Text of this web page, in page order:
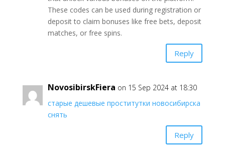
These codes can be used during registration or
deposit to claim bonuses like free bets, deposit
matches, or free spins.
Reply
NovosibirskFiera on 15 Sep 2024 at 18:30
старые дешевые проститутки новосибирска
снять
Reply